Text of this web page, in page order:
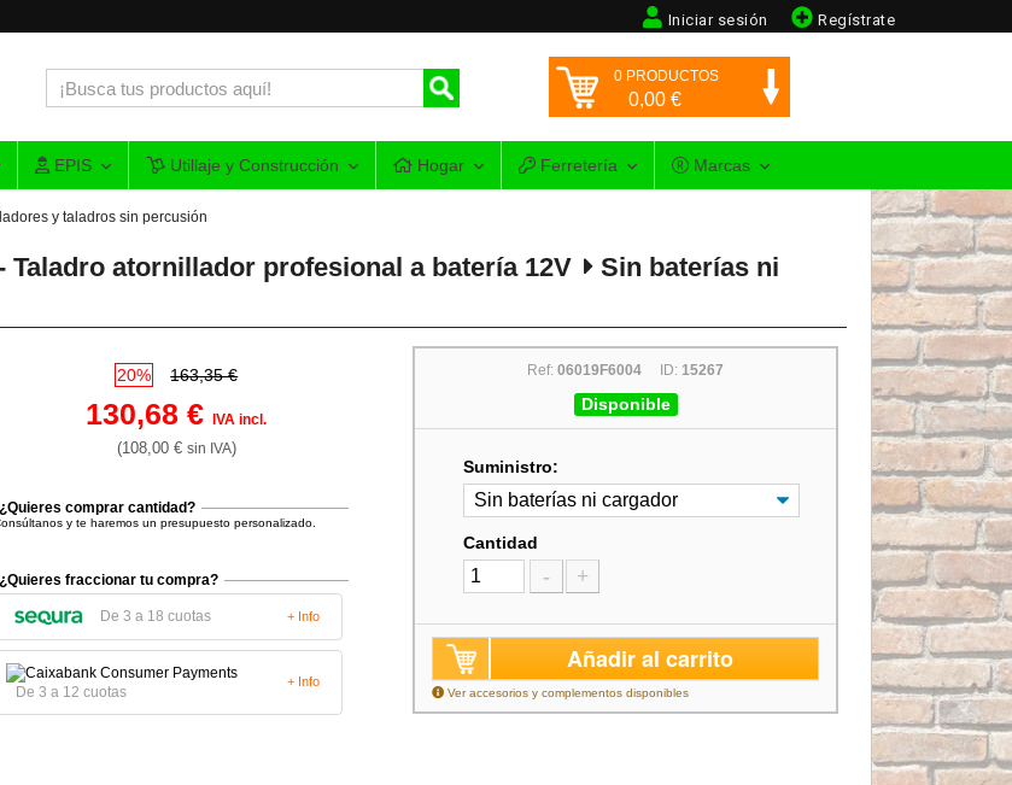
Regístrate
Iniciar sesión
0 PRODUCTOS
0,00 €
EPIS Utillaje y Construcción Hogar Ferretería Marcas
y taladros sin percusión
Taladro atornillador profesional a batería 12V
Sin baterías ni
20% 163,35 €
130,68 €IVA incl.
(108,00 € sin IVA)
¿Quieres comprar cantidad?
y te haremos un presupuesto personalizado.
¿Quieres fraccionar tu compra?
De 3 a 18 cuotas + Info
De 3 a 12 cuotas
+ Info
Ref:06019F6004 ID:15267
Disponible
Suministro:
Cantidad
- +
Añadir al carrito
Ver accesorios y complementos disponibles